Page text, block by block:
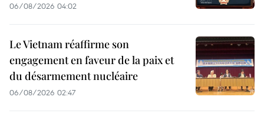
06/08/2026 04:02
Le Vietnam réaffirme son
engagement en faveur de la paix et
du désarmement nucléaire
06/08/2026 02:47